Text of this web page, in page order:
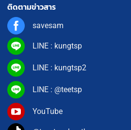
ติดตามข่าวสาร
savesam
LINE : kungtsp
LINE : kungtsp2
LINE : @teetsp
YouTube